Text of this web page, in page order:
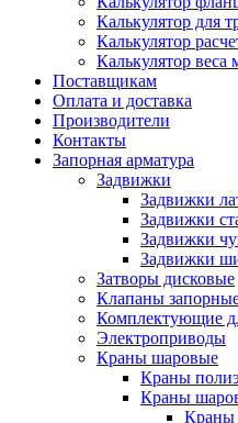
Калькулятор для
Калькулятор
Калькулятор веса
Поставщикам
Оплата и доставка
Производители
Контакты
Запорная арматура
Задвижки
Задвижки
Задвижки
Задвижки
Задвижки
Затворы дисковые
Клапаны
Комплектующие
Электроприводы
Краны шаровые
Краны
Краны
Краны